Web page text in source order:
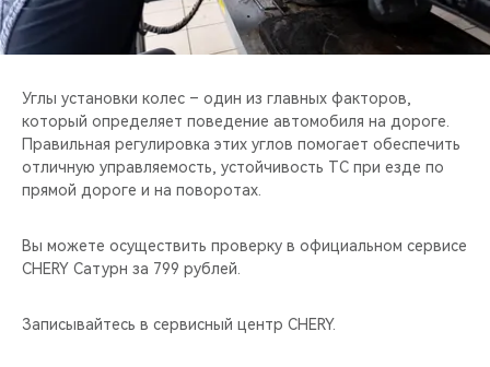
CHERY И СПОРТ
НАШИ МЕРОПРИЯТИЯ
ВИДЕООБЗОРЫ
Углы установки колес – один из главных факторов,
который определяет поведение автомобиля на дороге.
Правильная регулировка этих углов помогает обеспечить
отличную управляемость, устойчивость ТС при езде по
прямой дороге и на поворотах.
Вы можете осуществить проверку в официальном сервисе
CHERY Сатурн за 799 рублей.
Записывайтесь в сервисный центр CHERY.